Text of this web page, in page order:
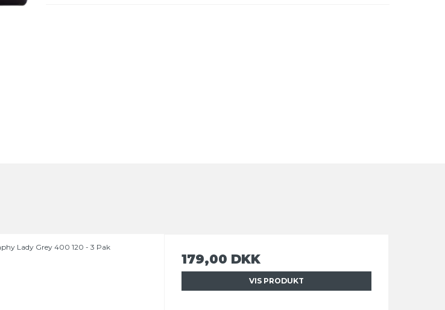
Lady Grey 400 120 - 3 Pak
179,00 DKK
VIS PRODUKT